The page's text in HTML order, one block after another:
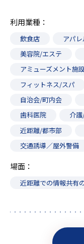
利用業種
飲食店 アパ
美容院/エステ
アミューズメント施
フィットネス/スパ
自治会/町内会
歯科医院
介
近距離/都市部
交通誘導／屋外警備
場面
近距離での情報共有